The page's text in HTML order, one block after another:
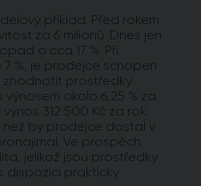
příklad. Před rokem
za 6 milionů. Dnes jen
o cca 17 %. Při
%, je prodejce schopen
zhodnotit prostředky
okolo 6,25 % za
312 500 Kč za rok.
než by prodejce dostal v
Ve prospěch
jelikož jsou prostředky
dispozici prakticky